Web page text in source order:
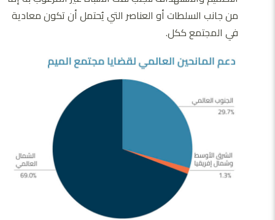
من جانب السلطات أو العناصر التي يُحتمل أن تكون معادية
في المجتمع ككل.